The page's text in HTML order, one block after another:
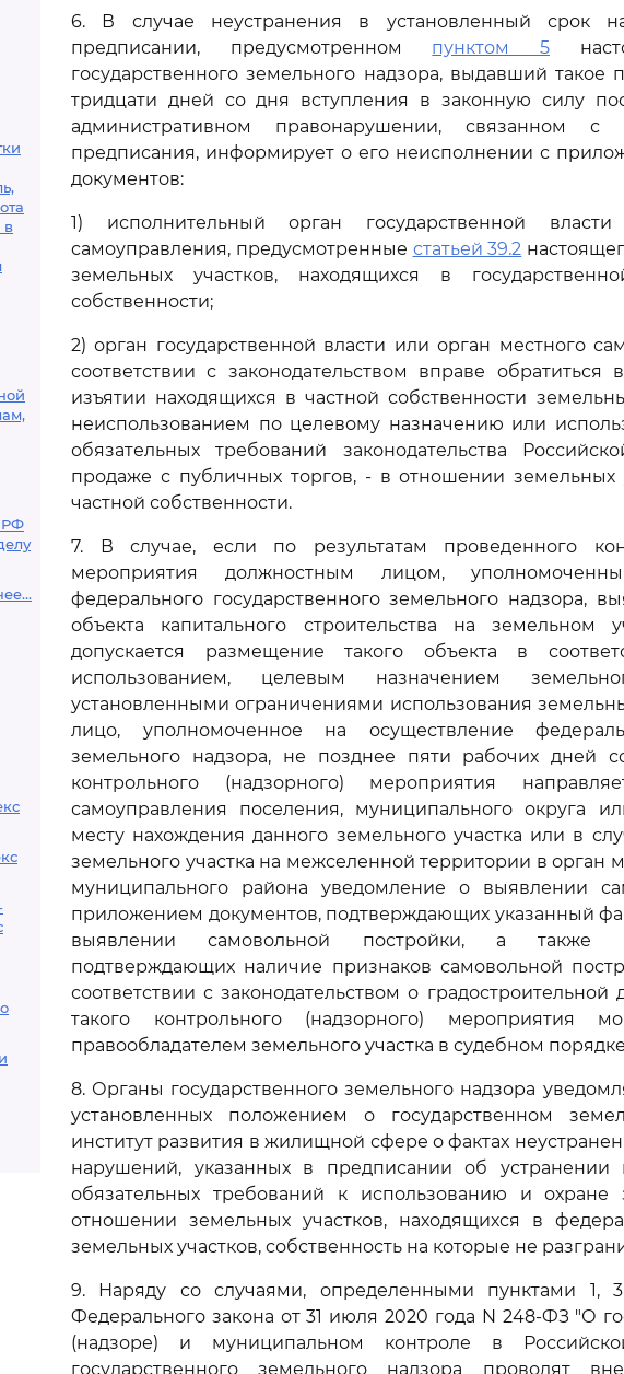
в
РФ
6. В случае неустранения в установленный срок
предписании, предусмотренном пунктом 5
государственного земельного надзора, выдавший такое
тридцати дней со дня вступления в законную силу
административном правонарушении, связанном с
предписания, информирует о его неисполнении с
документов:
1) исполнительный орган государственной
самоуправления, предусмотренные статьей 39.2
земельных участков, находящихся в
собственности;
2) орган государственной власти или орган местного
соответствии с законодательством вправе
изъятии находящихся в частной собственности
неиспользованием по целевому назначению или
обязательных требований законодательства
продаже с публичных торгов, - в отношении земельных
частной собственности.
7. В случае, если по результатам проведенного
мероприятия должностным лицом,
федерального государственного земельного надзора,
объекта капитального строительства на земельном
допускается размещение такого объекта в
использованием, целевым назначением
установленными ограничениями использования
лицо, уполномоченное на осуществление
земельного надзора, не позднее пяти рабочих дней
контрольного (надзорного) мероприятия
самоуправления поселения, муниципального округа
месту нахождения данного земельного участка или в
земельного участка на межселенной территории в орган
муниципального района уведомление о выявлении
приложением документов, подтверждающих указанный
выявлении самовольной постройки, а также
подтверждающих наличие признаков самовольной
соответствии с законодательством о градостроительной
такого контрольного (надзорного) мероприятия
правообладателем земельного участка в судебном
8. Органы государственного земельного надзора
установленных положением о государственном
институт развития в жилищной сфере о фактах
нарушений, указанных в предписании об
обязательных требований к использованию и
отношении земельных участков, находящихся в
земельных участков, собственность на которые не
9. Наряду со случаями, определенными пунктами 1,
Федерального закона от 31 июля 2020 года N 248-ФЗ "О
(надзоре) и муниципальном контроле в
государственного земельного надзора проводят